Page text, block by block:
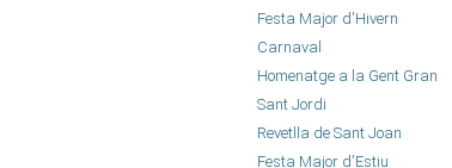
Festa Major d'Hivern
Carnaval
Homenatge a la Gent Gran
Sant Jordi
Revetlla de Sant Joan
Festa Major d'Estiu